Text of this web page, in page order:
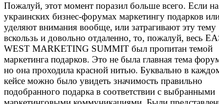
Пожалуй, этот момент поразил больше всего. Если на
украинских бизнес-форумах маркетингу подарков
уделяют внимания вообще, или затрагивают эту тему
вскользь и довольно отдаленно, то, пожалуй, весь
WEST MARKETING SUMMIT был пропитан темой
маркетинга подарков. Это не была главная тема
но она проходила красной нитью. Буквально в
кейсе можно было увидеть значимость правильно
подобранного подарка в соответствии с выбранными